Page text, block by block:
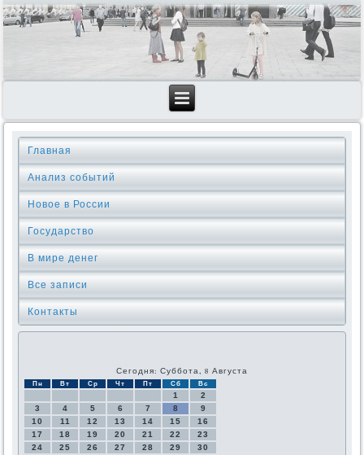
Главная
Анализ событий
Новое в России
Государство
В мире денег
Все записи
Контакты
Сегодня: Суббота, 8 Августа
Пн Вт Ср Чт Пт Сб Вс
1
2
3
4 5 6 7 8
9
10
11 12 13 14 15
16
17
18 19 20 21 22
23
24
25 26 27 28 29
30